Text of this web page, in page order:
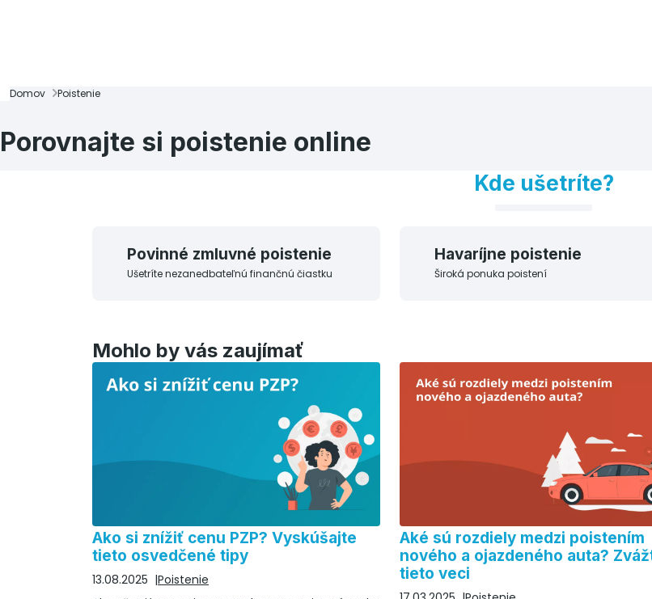
Domov Poistenie
Porovnajte si poistenie online
Kde ušetríte?
Povinné zmluvné poistenie
Ušetríte nezanedbateľnú finančnú čiastku
Havaríjne poistenie
Široká ponuka poistení
Mohlo by vás zaujímať
Ako si znížiť cenu PZP? Vyskúšajte
tieto osvedčené tipy
13.08.2025
Poistenie
Aké sú rozdiely medzi poistením
nového a ojazdeného auta?
tieto veci